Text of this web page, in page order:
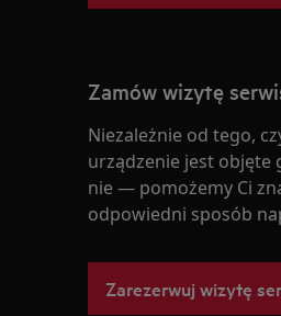
Zamów wizytę
Niezależnie od tego,
urządzenie jest objęte
nie — pomożemy Ci
odpowiedni sposób
Zarezerwuj wizytę